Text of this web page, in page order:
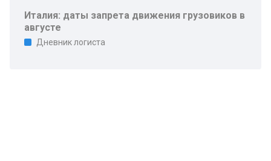
Италия: даты запрета движения грузовиков в
августе
Дневник логиста